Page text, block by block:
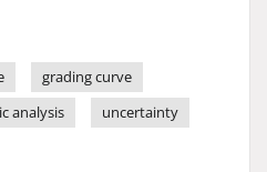
grading curve
analysis uncertainty